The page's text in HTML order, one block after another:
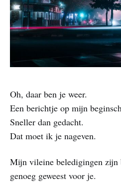
Oh, daar ben je weer.
Een berichtje op mijn
Sneller dan gedacht.
Dat moet ik je nageven.
Mijn vileine beledigingen
genoeg geweest voor je.